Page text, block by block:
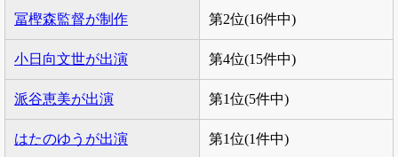
冨樫森監督が制作 第2位(16件中)
小日向文世が出演 第4位(15件中)
派谷恵美が出演 第1位(5件中)
はたのゆうが出演 第1位(1件中)